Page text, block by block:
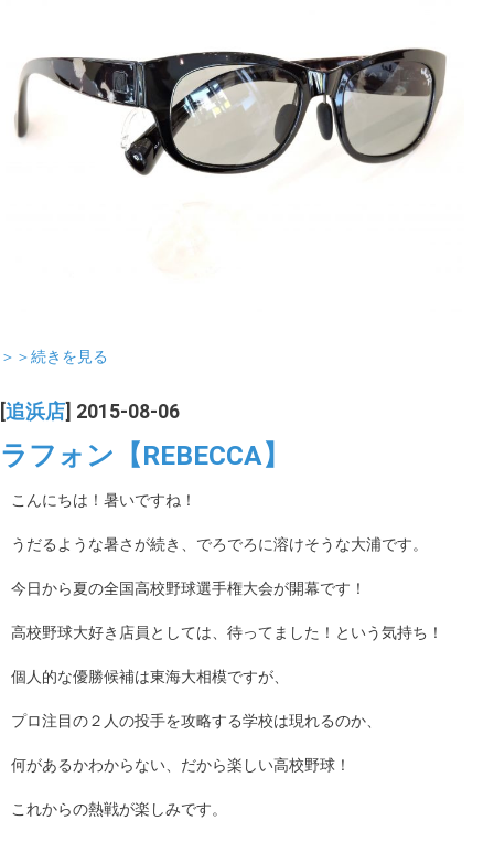
＞＞続きを見る
追浜店 ] 2015-08-06
ラフォン【REBECCA】
こんにちは！暑いですね！
うだるような暑さが続き、でろでろに溶けそうな大浦です。
今日から夏の全国高校野球選手権大会が開幕です！
高校野球大好き店員としては、待ってました！という気持ち！
個人的な優勝候補は東海大相模ですが、
プロ注目の２人の投手を攻略する学校は現れるのか、
何があるかわからない、だから楽しい高校野球！
これからの熱戦が楽しみです。